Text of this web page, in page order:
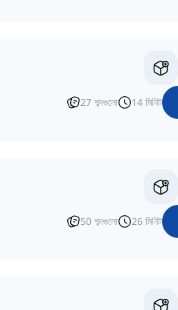
27 শব্দগুলো 14 মিনিট
50 শব্দগুলো 26 মিনিট